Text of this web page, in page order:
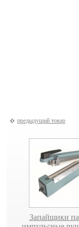
предыдущий товар
Запайщики